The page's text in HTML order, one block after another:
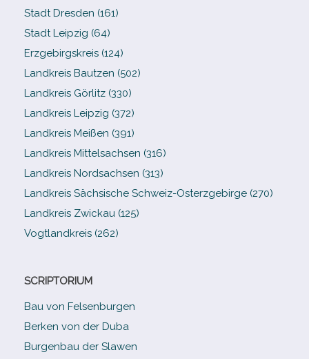
Stadt Dresden (161)
Stadt Leipzig (64)
Erzgebirgskreis (124)
Landkreis Bautzen (502)
Landkreis Görlitz (330)
Landkreis Leipzig (372)
Landkreis Meißen (391)
Landkreis Mittelsachsen (316)
Landkreis Nordsachsen (313)
Landkreis Sächsische Schweiz-​Osterzgebirge (270)
Landkreis Zwickau (125)
Vogtlandkreis (262)
SCRIPTORIUM
Bau von Felsenburgen
Berken von der Duba
Burgenbau der Slawen